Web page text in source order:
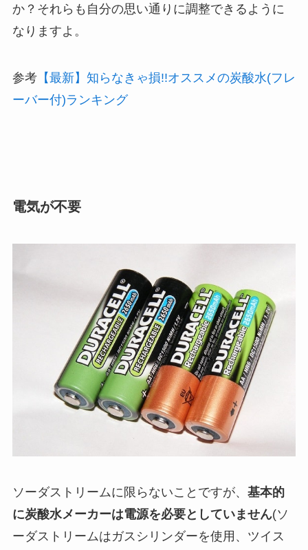
か？それらも自分の思い通りに調整できるように
なりますよ。
参考【最新】知らなきゃ損!!オススメの炭酸水(フレ
ーバー付)ランキング
電気が不要
ソーダストリームに限らないことですが、 基本的
に炭酸水メーカーは電源を必要としていません(ソ
ーダストリームはガスシリンダーを使用、ツイス